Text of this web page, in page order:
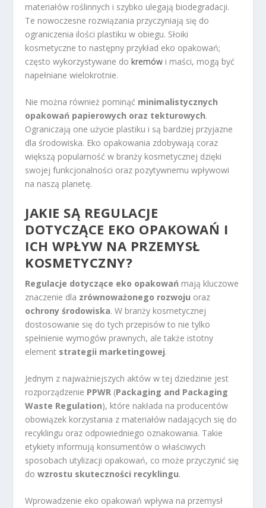
materiałów roślinnych i szybko ulegają biodegradacji.
Te nowoczesne rozwiązania przyczyniają się do
ograniczenia ilości plastiku w obiegu. Słoiki
kosmetyczne to następny przykład eko opakowań;
często wykorzystywane dokremów i maści, mogą być
napełniane wielokrotnie.
Nie można również pominąć minimalistycznych
opakowań papierowych oraz tekturowych.
Ograniczają one użycie plastiku i są bardziej przyjazne
dla środowiska. Eko opakowania zdobywają coraz
większą popularność w branży kosmetycznej dzięki
swojej funkcjonalności oraz pozytywnemu wpływowi
na naszą planetę.
JAKIE SĄ REGULACJE
DOTYCZĄCE EKO OPAKOWAŃ I
ICH WPŁYW NA PRZEMYSŁ
KOSMETYCZNY?
Regulacje dotyczące eko opakowań mają kluczowe
znaczenie dla zrównoważonego rozwoju oraz
ochrony środowiska. W branży kosmetycznej
dostosowanie się do tych przepisów to nie tylko
spełnienie wymogów prawnych, ale także istotny
element strategii marketingowej.
Jednym z najważniejszych aktów w tej dziedzinie jest
rozporządzenie PPWR (Packaging and Packaging
Waste Regulation), które nakłada na producentów
obowiązek korzystania z materiałów nadających się do
recyklingu oraz odpowiedniego oznakowania. Takie
etykiety informują konsumentów o właściwych
sposobach utylizacji opakowań, co może przyczynić się
dowzrostu skuteczności recyklingu.
Wprowadzenie eko opakowań wpływa na przemysł